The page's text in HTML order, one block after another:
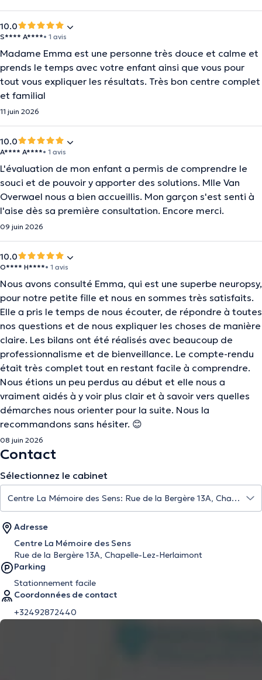
10.0
S**** A****• 1 avis
Madame Emma est une personne très douce et calme et
prends le temps avec votre enfant ainsi que vous pour
tout vous expliquer les résultats. Très bon centre complet
et familial
11 juin 2026
10.0
A**** A****• 1 avis
L'évaluation de mon enfant a permis de comprendre le
souci et de pouvoir y apporter des solutions. Mlle Van
Overwael nous a bien accueillis. Mon garçon s'est senti à
l'aise dès sa première consultation. Encore merci.
09 juin 2026
10.0
O**** H****• 1 avis
Nous avons consulté Emma, qui est une superbe neuropsy,
pour notre petite fille et nous en sommes très satisfaits.
Elle a pris le temps de nous écouter, de répondre à toutes
nos questions et de nous expliquer les choses de manière
claire. Les bilans ont été réalisés avec beaucoup de
professionnalisme et de bienveillance. Le compte-rendu
était très complet tout en restant facile à comprendre.
Nous étions un peu perdus au début et elle nous a
vraiment aidés à y voir plus clair et à savoir vers quelles
démarches nous orienter pour la suite. Nous la
recommandons sans hésiter. 😊
08 juin 2026
Contact
Sélectionnez le cabinet
Adresse
Centre La Mémoire des Sens
Rue de la Bergère 13A, Chapelle-Lez-Herlaimont
Parking
Stationnement facile
Coordonnées de contact
+32492872440